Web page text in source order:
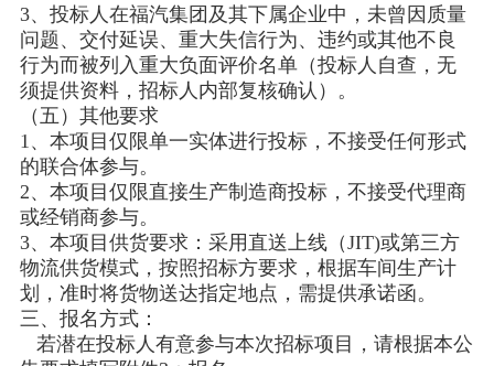
3、投标人在福汽集团及其下属企业中，未曾因质量
问题、交付延误、重大失信行为、违约或其他不良
行为而被列入重大负面评价名单（投标人自查，无
须提供资料，招标人内部复核确认）。
（五）其他要求
1、本项目仅限单一实体进行投标，不接受任何形式
的联合体参与。
2、本项目仅限直接生产制造商投标，不接受代理商
或经销商参与。
3、本项目供货要求：采用直送上线（JIT)或第三方
物流供货模式，按照招标方要求，根据车间生产计
划，准时将货物送达指定地点，需提供承诺函。
三、报名方式：
若潜在投标人有意参与本次招标项目，请根据本公